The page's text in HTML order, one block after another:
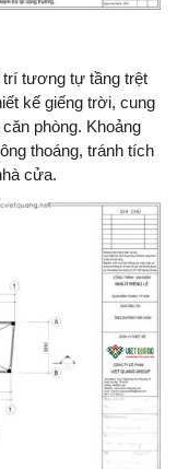
tương tự tầng trệt
kế giếng trời, cung
phòng. Khoảng
thoáng, tránh tích
cửa.